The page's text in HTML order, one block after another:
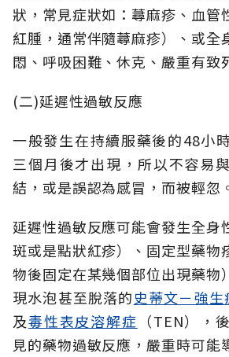
狀，常見症狀如：蕁麻疹、血管
紅腫，通常伴隨蕁麻疹）、或全
悶、呼吸困難、休克、嚴重有致
(二)延遲性過敏反應
一般發生在持續服藥後的48小
三個月後才出現，所以不容易
結，或是誤認為感冒，而被輕忽
延遲性過敏反應可能會發生全身
斑或是點狀紅疹）、固定型藥物
物後固定在某幾個部位出現藥物
現水泡甚至脫落的史蒂文－強生
及毒性表皮溶解症 （TEN），
見的藥物過敏反應，嚴重時可能